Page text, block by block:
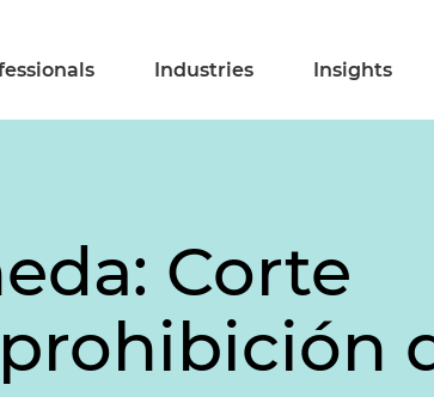
Industries Insights
Corte